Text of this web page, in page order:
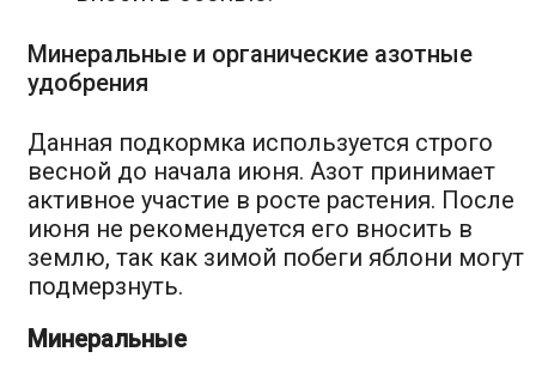
Минеральные и органические азотные
удобрения
Данная подкормка используется строго
весной до начала июня. Азот принимает
активное участие в росте растения. После
июня не рекомендуется его вносить в
землю, так как зимой побеги яблони могут
подмерзнуть.
Минеральные